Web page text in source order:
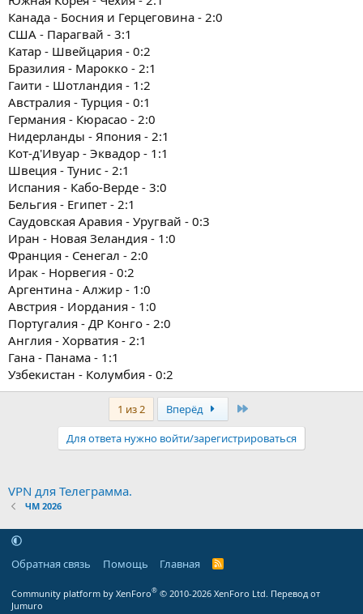
Канада - Босния и Герцеговина - 2:0
США - Парагвай - 3:1
Катар - Швейцария - 0:2
Бразилия - Марокко - 2:1
Гаити - Шотландия - 1:2
Австралия - Турция - 0:1
Германия - Кюрасао - 2:0
Нидерланды - Япония - 2:1
Кот-д'Ивуар - Эквадор - 1:1
Швеция - Тунис - 2:1
Испания - Кабо-Верде - 3:0
Бельгия - Египет - 2:1
Саудовская Аравия - Уругвай - 0:3
Иран - Новая Зеландия - 1:0
Франция - Сенегал - 2:0
Ирак - Норвегия - 0:2
Аргентина - Алжир - 1:0
Австрия - Иордания - 1:0
Португалия - ДР Конго - 2:0
Англия - Хорватия - 2:1
Гана - Панама - 1:1
Узбекистан - Колумбия - 0:2
1 из 2 Вперёд
Для ответа нужно войти/зарегистрироваться
VPN для Телеграмма.
ЧМ 2026
Обратная связь Помощь Главная
R
Community platform by XenForo® © 2010-2026 XenForo Ltd. Перевод от
Jumuro